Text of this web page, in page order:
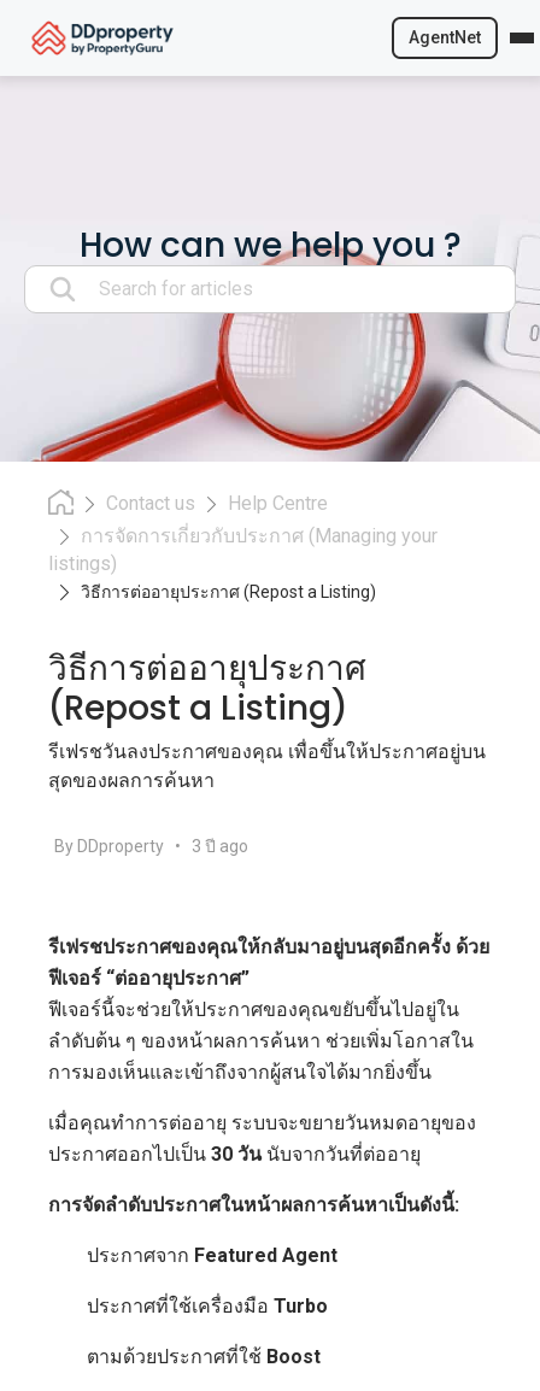
AgentNet
How can we help you ?
Search:
Contact us
Help Centre
การจัดการเกี่ยวกับประกาศ (Managing your
listings)
วิธีการต่ออายุประกาศ (Repost a Listing)
วิธีการต่ออายุประกาศ
(Repost a Listing)
รีเฟรชวันลงประกาศของคุณ เพื่อขึ้นให้ประกาศอยู่บน
สุดของผลการค้นหา
By DDproperty • 3 ปี ago
รีเฟรชประกาศของคุณให้กลับมาอยู่บนสุดอีกครั้ง ด้วย
ฟีเจอร์ “ต่ออายุประกาศ”
ฟีเจอร์นี้จะช่วยให้ประกาศของคุณขยับขึ้นไปอยู่ใน
ลำดับต้น ๆ ของหน้าผลการค้นหา ช่วยเพิ่มโอกาสใน
การมองเห็นและเข้าถึงจากผู้สนใจได้มากยิ่งขึ้น
เมื่อคุณทำการต่ออายุ ระบบจะขยายวันหมดอายุของ
ประกาศออกไปเป็น 30 วันนับจากวันที่ต่ออายุ
การจัดลำดับประกาศในหน้าผลการค้นหาเป็นดังนี้:
ประกาศจาก Featured Agent
ประกาศที่ใช้เครื่องมือ Turbo
ตามด้วยประกาศที่ใช้ Boost